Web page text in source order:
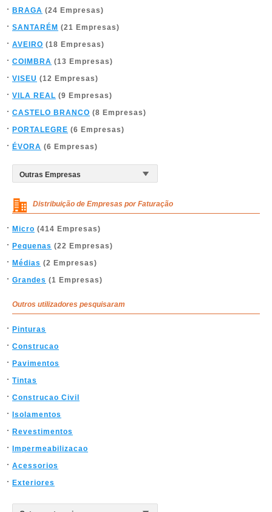
BRAGA (24 Empresas)
SANTARÉM (21 Empresas)
AVEIRO (18 Empresas)
COIMBRA (13 Empresas)
VISEU (12 Empresas)
VILA REAL (9 Empresas)
CASTELO BRANCO (8 Empresas)
PORTALEGRE (6 Empresas)
ÉVORA (6 Empresas)
Distribuição de Empresas por Faturação
Micro (414 Empresas)
Pequenas (22 Empresas)
Médias (2 Empresas)
Grandes (1 Empresas)
Outros utilizadores pesquisaram
Pinturas
Construcao
Pavimentos
Tintas
Construcao Civil
Isolamentos
Revestimentos
Impermeabilizacao
Acessorios
Exteriores